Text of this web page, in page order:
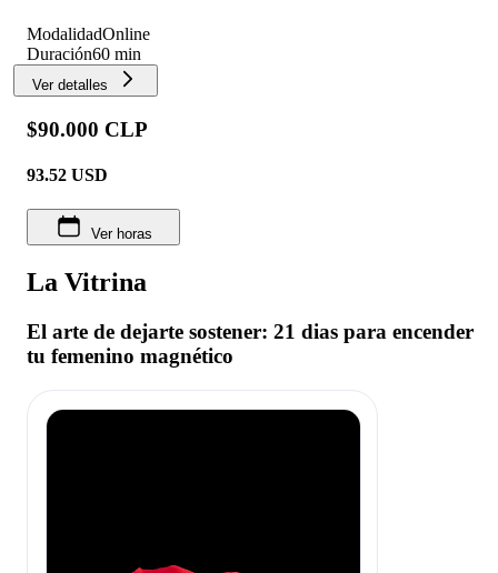
ModalidadOnline
Duración60 min
Ver detalles
$90.000 CLP
93.52 USD
Ver horas
La Vitrina
El arte de dejarte sostener: 21 dias para encender
tu femenino magnético